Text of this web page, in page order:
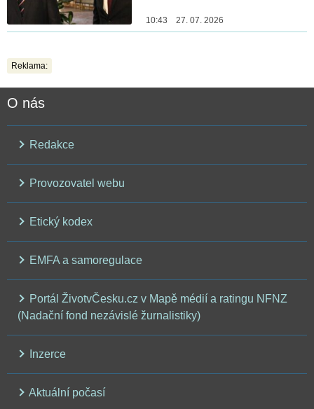
10:43 27. 07. 2026
Reklama:
O nás
Redakce
Provozovatel webu
Etický kodex
EMFA a samoregulace
Portál ŽivotvČesku.cz v Mapě médií a ratingu NFNZ
(Nadační fond nezávislé žurnalistiky)
Inzerce
Aktuální počasí